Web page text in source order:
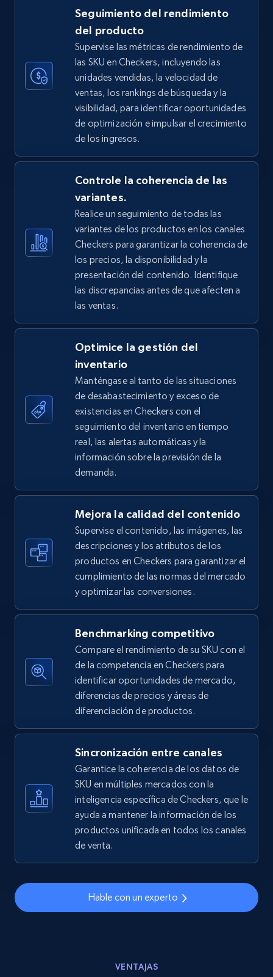
URL, Title, Available, Description, Currency, Initial
price, Final price, Discount percent, and more.
668+ Comenzar ahora
TikTok Shop - category
URL, Title, Available, Description, Currency, Initial
price, Final price, Discount percent, and more.
668+ Comenzar ahora
TikTok Shop - Collect TikTok shop products
by keywords search
URL, Title, Available, Description, Currency, Initial
price, Final price, Discount percent, and more.
TikTok Shop - discover records by shop url
URL, Title, Available, Description, Currency, Initial
price, Final price, Discount percent, and more.
668+ Comenzar ahora
Seller id, URL, Seller name, Description, Detailed
info, Stars, Feedbacks, Return policy, and more.
2.5K+
URL, Product id, Title, Seller name, Seller rating,
Seller reviews, Breadcrumbs, Root category, and
more.
359+ Comenzar ahora
eBay - Gather data on products using
specified keywords
URL, Product id, Title, Seller name, Seller rating,
Seller reviews, Breadcrumbs, Root category, and
2.5K+ 359+ Comenzar ahora
Seguimiento del rendimiento
del producto
Supervise las métricas de rendimiento de
las SKU en Checkers, incluyendo las
unidades vendidas, la velocidad de
ventas, los rankings de búsqueda y la
visibilidad, para identificar oportunidades
de optimización e impulsar el crecimiento
de los ingresos.
Controle la coherencia de las
variantes.
Realice un seguimiento de todas las
variantes de los productos en los canales
Checkers para garantizar la coherencia de
los precios, la disponibilidad y la
presentación del contenido. Identifique
las discrepancias antes de que afecten a
las ventas.
Optimice la gestión del
inventario
Manténgase al tanto de las situaciones
de desabastecimiento y exceso de
existencias en Checkers con el
seguimiento del inventario en tiempo
real, las alertas automáticas y la
información sobre la previsión de la
demanda.
Mejora la calidad del contenido
Supervise el contenido, las imágenes, las
descripciones y los atributos de los
productos en Checkers para garantizar el
cumplimiento de las normas del mercado
y optimizar las conversiones.
Benchmarking competitivo
Compare el rendimiento de su SKU con el
de la competencia en Checkers para
identificar oportunidades de mercado,
diferencias de precios y áreas de
diferenciación de productos.
Sincronización entre canales
Garantice la coherencia de los datos de
SKU en múltiples mercados con la
inteligencia específica de Checkers, que le
ayuda a mantener la información de los
productos unificada en todos los canales
de venta.
Hable con un experto
VENTAJAS